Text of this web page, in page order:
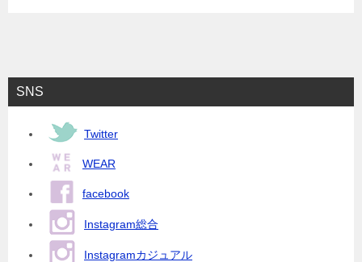
SNS
Twitter
WEAR
facebook
Instagram総合
Instagramカジュアル